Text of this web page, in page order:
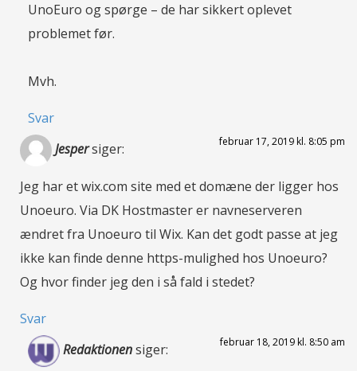
UnoEuro og spørge – de har sikkert oplevet
problemet før.
Mvh.
Svar
Jespersiger: februar 17, 2019 kl. 8:05 pm
Jeg har et wix.com site med et domæne der ligger hos
Unoeuro. Via DK Hostmaster er navneserveren
ændret fra Unoeuro til Wix. Kan det godt passe at jeg
ikke kan finde denne https-mulighed hos Unoeuro?
Og hvor finder jeg den i så fald i stedet?
Svar
Redaktionensiger: februar 18, 2019 kl. 8:50 am